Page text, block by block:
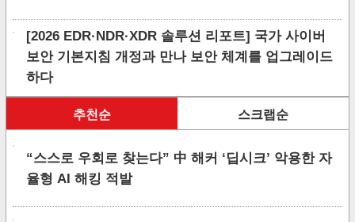
[2026 EDR·NDR·XDR 솔루션 리포트] 국가 사이버
보안 기본지침 개정과 만나 보안 체계를 업그레이드
하다
추천순 스크랩순
“스스로 우회로 찾는다” 中 해커 ‘딥시크’ 악용한 자
율형 AI 해킹 적발